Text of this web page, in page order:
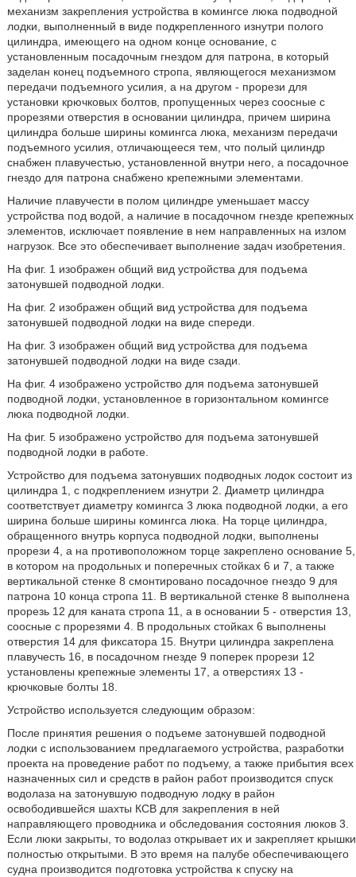
механизм закрепления устройства в комингсе люка подводной
лодки, выполненный в виде подкрепленного изнутри полого
цилиндра, имеющего на одном конце основание, с
установленным посадочным гнездом для патрона, в который
заделан конец подъемного стропа, являющегося механизмом
передачи подъемного усилия, а на другом - прорези для
установки крючковых болтов, пропущенных через соосные с
прорезями отверстия в основании цилиндра, причем ширина
цилиндра больше ширины комингса люка, механизм передачи
подъемного усилия, отличающееся тем, что полый цилиндр
снабжен плавучестью, установленной внутри него, а посадочное
гнездо для патрона снабжено крепежными элементами.
Наличие плавучести в полом цилиндре уменьшает массу
устройства под водой, а наличие в посадочном гнезде крепежных
элементов, исключает появление в нем направленных на излом
нагрузок. Все это обеспечивает выполнение задач изобретения.
На фиг. 1 изображен общий вид устройства для подъема
затонувшей подводной лодки.
На фиг. 2 изображен общий вид устройства для подъема
затонувшей подводной лодки на виде спереди.
На фиг. 3 изображен общий вид устройства для подъема
затонувшей подводной лодки на виде сзади.
На фиг. 4 изображено устройство для подъема затонувшей
подводной лодки, установленное в горизонтальном комингсе
люка подводной лодки.
На фиг. 5 изображено устройство для подъема затонувшей
подводной лодки в работе.
Устройство для подъема затонувших подводных лодок состоит из
цилиндра 1, с подкреплением изнутри 2. Диаметр цилиндра
соответствует диаметру комингса 3 люка подводной лодки, а его
ширина больше ширины комингса люка. На торце цилиндра,
обращенного внутрь корпуса подводной лодки, выполнены
прорези 4, а на противоположном торце закреплено основание 5,
в котором на продольных и поперечных стойках 6 и 7, а также
вертикальной стенке 8 смонтировано посадочное гнездо 9 для
патрона 10 конца стропа 11. В вертикальной стенке 8 выполнена
прорезь 12 для каната стропа 11, а в основании 5 - отверстия 13,
соосные с прорезями 4. В продольных стойках 6 выполнены
отверстия 14 для фиксатора 15. Внутри цилиндра закреплена
плавучесть 16, в посадочном гнезде 9 поперек прорези 12
установлены крепежные элементы 17, а отверстиях 13 -
крючковые болты 18.
Устройство используется следующим образом:
После принятия решения о подъеме затонувшей подводной
лодки с использованием предлагаемого устройства, разработки
проекта на проведение работ по подъему, а также прибытия всех
назначенных сил и средств в район работ производится спуск
водолаза на затонувшую подводную лодку в район
освободившейся шахты КСВ для закрепления в ней
направляющего проводника и обследования состояния люков 3.
Если люки закрыты, то водолаз открывает их и закрепляет крышки
полностью открытыми. В это время на палубе обеспечивающего
судна производится подготовка устройства к спуску на